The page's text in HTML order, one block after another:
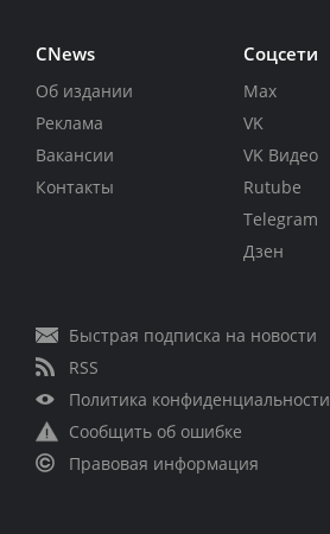
CNews
Об издании
Реклама
Вакансии
Контакты
Соцсети
Max
VK
VK Видео
Rutube
Telegram
Дзен
Быстрая подписка на новости
RSS
Политика конфиденциальности
Сообщить об ошибке
Правовая информация